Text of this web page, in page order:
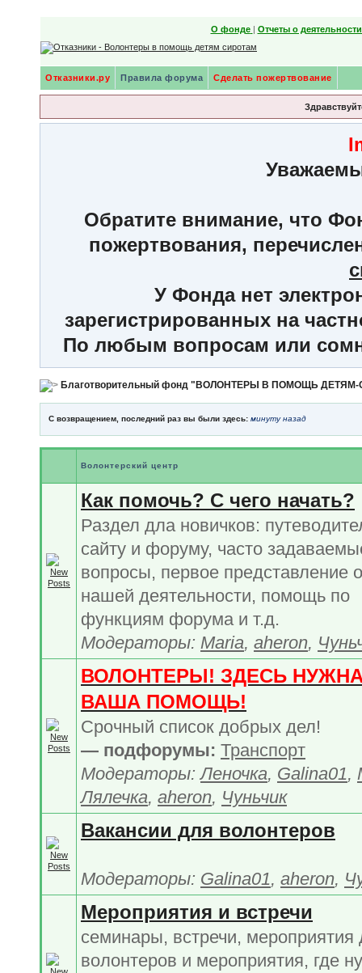
О фонде | Отчеты о
Отказники.ру Правила форума Сделать пожертвование
Обратите внимание, что
пожертвования,
У Фонда нет
зарегистрированных на
По любым вопросам или
Благотворительный фонд "ВОЛОНТЕРЫ В ПОМОЩЬ
С возвращением, последний раз вы были здесь: минуту назад
Волонтерский центр
Как помочь? С чего начать?
Раздел дла новичков:
сайту и форуму, часто
вопросы, первое представление о
нашей деятельности, помощь по
функциям форума и т.д.
Модераторы: Maria, aheron,
ВОЛОНТЕРЫ! ЗДЕСЬ
ВАША ПОМОЩЬ!
Срочный список добрых дел!
— подфорумы: Транспорт
Модераторы:Леночка, Galina01,
Лялечка, aheron, Чуньчик
Вакансии для волонтеров
Модераторы: Galina01, aheron,
Мероприятия и встречи
семинары, встречи, мероприятия
волонтеров и мероприятия, где